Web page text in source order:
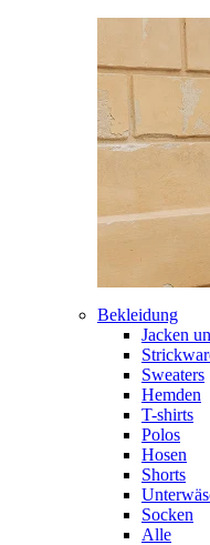
Bekleidung
Jacken
Sweaters
Hemden
T-shirts
Polos
Hosen
Shorts
Socken
Alle